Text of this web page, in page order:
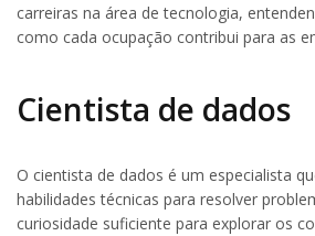
carreiras na área de tecnologia,
como cada ocupação contribui para as
Cientista de dados
O cientista de dados é um especialista
habilidades técnicas para resolver
curiosidade suficiente para explorar os